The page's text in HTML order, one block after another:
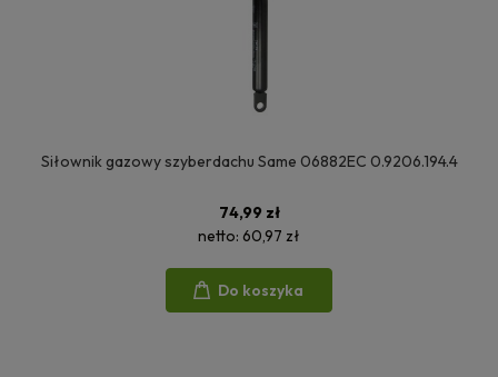
Siłownik gazowy szyberdachu Same 06882EC 0.9206.194.4
74,99 zł
netto: 60,97 zł
Do koszyka